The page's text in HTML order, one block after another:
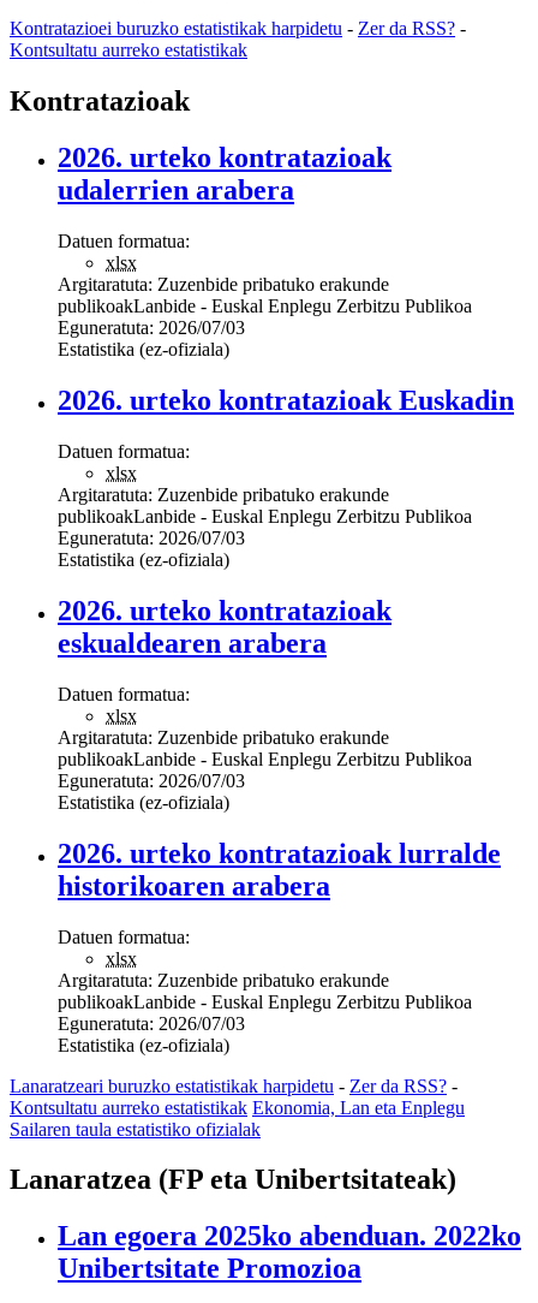
Kontratazioei buruzko estatistikak harpidetu - Zer da RSS? -
Kontsultatu aurreko estatistikak
Kontratazioak
2026. urteko kontratazioak
udalerrien arabera
Datuen formatua:
xlsx
Argitaratuta: Zuzenbide pribatuko erakunde
publikoakLanbide - Euskal Enplegu Zerbitzu Publikoa
Eguneratuta: 2026/07/03
Estatistika (ez-ofiziala)
2026. urteko kontratazioak Euskadin
Datuen formatua:
xlsx
Argitaratuta: Zuzenbide pribatuko erakunde
publikoakLanbide - Euskal Enplegu Zerbitzu Publikoa
Eguneratuta: 2026/07/03
Estatistika (ez-ofiziala)
2026. urteko kontratazioak
eskualdearen arabera
Datuen formatua:
xlsx
Argitaratuta: Zuzenbide pribatuko erakunde
publikoakLanbide - Euskal Enplegu Zerbitzu Publikoa
Eguneratuta: 2026/07/03
Estatistika (ez-ofiziala)
2026. urteko kontratazioak lurralde
historikoaren arabera
Datuen formatua:
xlsx
Argitaratuta: Zuzenbide pribatuko erakunde
publikoakLanbide - Euskal Enplegu Zerbitzu Publikoa
Eguneratuta: 2026/07/03
Estatistika (ez-ofiziala)
Lanaratzeari buruzko estatistikak harpidetu - Zer da RSS? -
Kontsultatu aurreko estatistikak Ekonomia, Lan eta Enplegu
Sailaren taula estatistiko ofizialak
Lanaratzea (FP eta Unibertsitateak)
Lan egoera 2025ko abenduan. 2022ko
Unibertsitate Promozioa